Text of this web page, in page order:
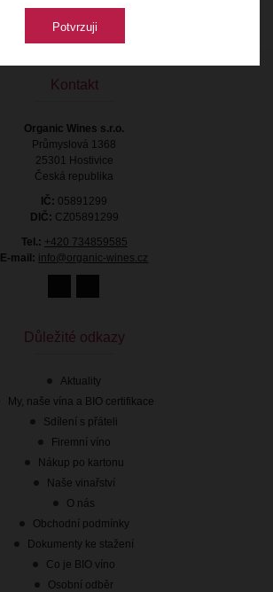
129.00 Kčs DPH
Kontakt
Organic Wines s.r.o.
Průmyslová 1368
25301 Hostivice
Česká republika
IČ: 05891299
DIČ: CZ05891299
Tel.: +420 734859585
E-mail: info@organic-wines.cz
Důležité odkazy
Aktuality
My, naše vína a BIO certifikace
Sdílení s přáteli
Firemní víno
Nákup po kartonu
Naše vinařství
O nás
Obchodní podmínky
Dokumenty ke stažení
Co je BIO víno
Osobní odběr
Potvrzuji